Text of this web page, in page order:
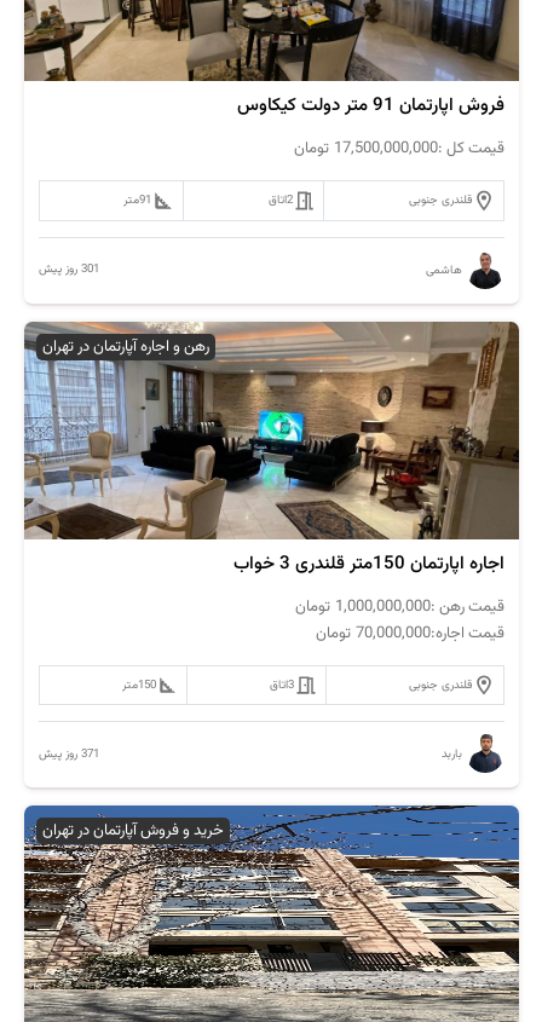
فروش اپارتمان 91 متر دولت کیکاوس
قیمت کل :17,500,000,000 تومان
قلندری جنوبی 2اتاق 91متر
هاشمی 301 روز پیش
رهن و اجاره آپارتمان در تهران
اجاره اپارتمان 150متر قلندری 3 خواب
قیمت رهن :1,000,000,000 تومان
قیمت اجاره:70,000,000 تومان
قلندری جنوبی 3اتاق 150متر
باربد 371 روز پیش
خرید و فروش آپارتمان در تهران